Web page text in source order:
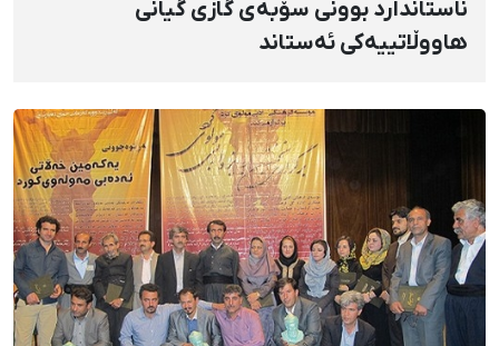
ناستاندارد بوونی سۆبەی گازی گیانی
هاووڵاتییەکی ئەستاند